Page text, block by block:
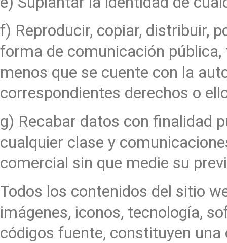
f) Reproducir, copiar, distribuir,
forma de comunicación
menos que se cuente con la
correspondientes derechos o
g) Recabar datos con finalidad
cualquier clase y
comercial sin que medie su
Todos los contenidos del sitio
imágenes, iconos, tecnología,
códigos fuente, constituyen